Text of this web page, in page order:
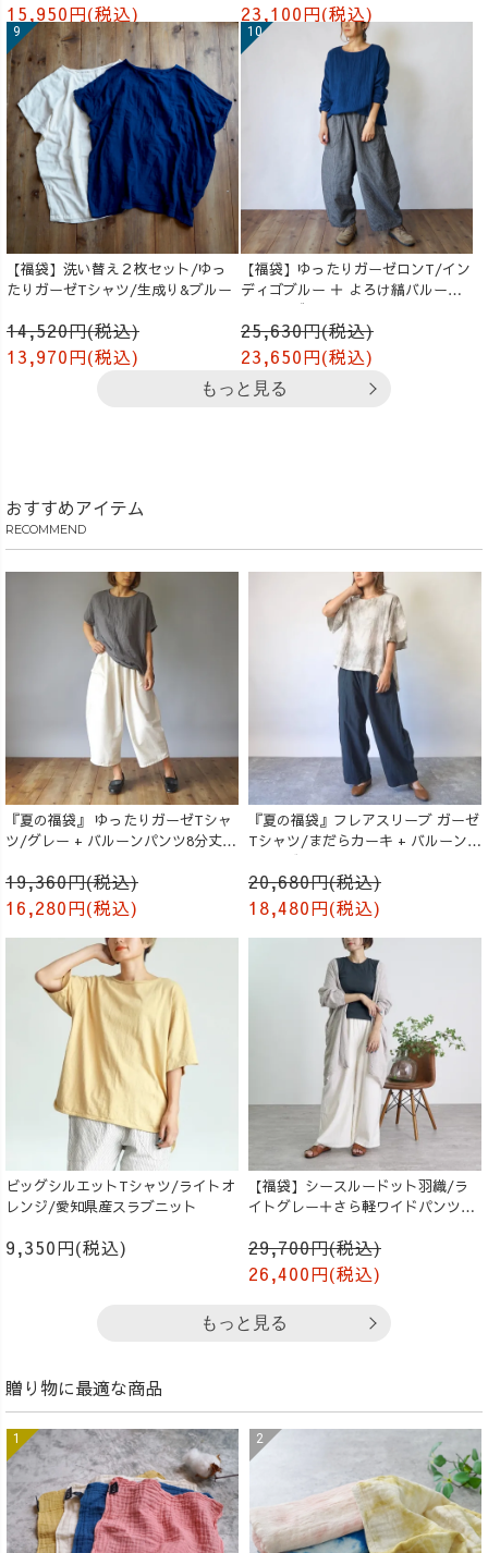
15,950円(税込)
23,100円(税込)
【福袋】洗い替え２枚セット/ゆっ
たりガーゼTシャツ/生成り&ブルー
14,520円(税込)
13,970円(税込)
【福袋】ゆったりガーゼロンT/イン
ディゴブルー ＋ よろけ縞バルーン
パンツ/グレー
25,630円(税込)
23,650円(税込)
もっと見る
おすすめアイテム
RECOMMEND
『夏の福袋』 ゆったりガーゼTシャ
ツ/グレー + バルーンパンツ8分丈/
19,360円(税込)
16,280円(税込)
『夏の福袋』フレアスリーブ ガーゼ
Tシャツ/まだらカーキ + バルーンパ
ンツ/ブラック
20,680円(税込)
18,480円(税込)
ビッグシルエットTシャツ/ライトオ
レンジ/愛知県産スラブニット
9,350円(税込)
【福袋】シースルードット羽織/ラ
イトグレー＋さら軽ワイドパンツ/
29,700円(税込)
26,400円(税込)
もっと見る
贈り物に最適な商品